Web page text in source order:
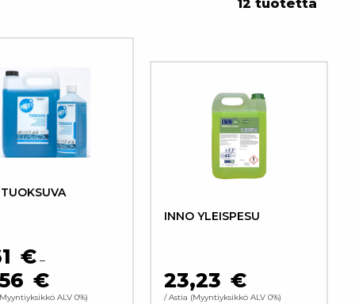
12 tuotetta
€
€ –
€HINTALUOKKA: 5,61 € - 21,56 €
ALV 0%
INNO YLEISPESU
23,23 €
/ Astia Myyntiyksikkö ALV 0%